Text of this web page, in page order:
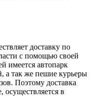
доставку по
с помощью своей
имеется автопарк
а так же пешие курьеры
Поэтому доставка
осуществляется в